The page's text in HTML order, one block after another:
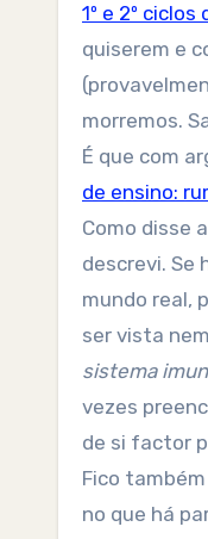
1º e 2º
quiserem e
morremos.
É que com
de ensino:
Como disse
descrevi. Se
mundo real,
ser vista
sistema
vezes
de si factor
Fico
no que há